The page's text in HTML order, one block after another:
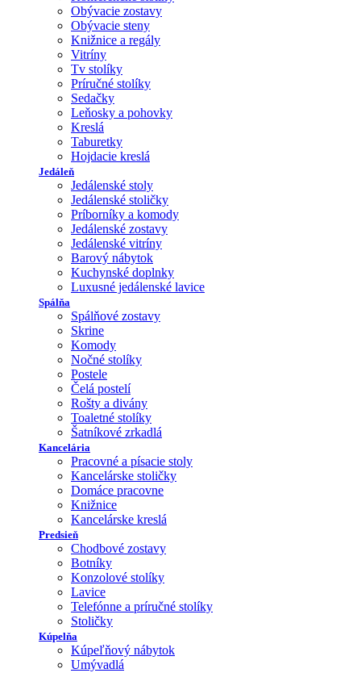
Obývacie zostavy
Obývacie steny
Knižnice a regály
Vitríny
Tv stolíky
Príručné stolíky
Sedačky
Leňosky a pohovky
Kreslá
Taburetky
Hojdacie kreslá
Jedáleň
Jedálenské stoly
Jedálenské stoličky
Príborníky a komody
Jedálenské zostavy
Jedálenské vitríny
Barový nábytok
Kuchynské doplnky
Luxusné jedálenské lavice
Spálňa
Spálňové zostavy
Skrine
Komody
Nočné stolíky
Postele
Čelá postelí
Rošty a divány
Toaletné stolíky
Šatníkové zrkadlá
Kancelária
Pracovné a písacie stoly
Kancelárske stoličky
Domáce pracovne
Knižnice
Kancelárske kreslá
Predsieň
Chodbové zostavy
Botníky
Konzolové stolíky
Lavice
Telefónne a príručné stolíky
Stoličky
Kúpelňa
Kúpeľňový nábytok
Umývadlá